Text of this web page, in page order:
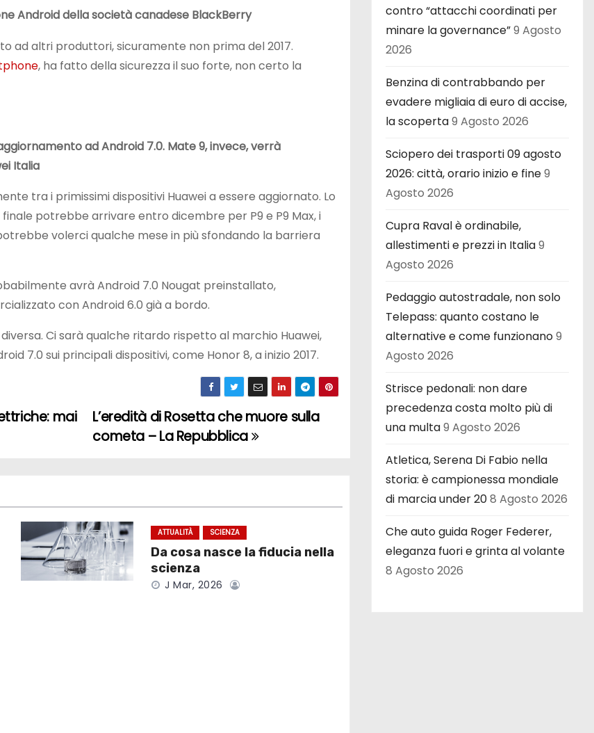
Android della società canadese BlackBerry
ad altri produttori, sicuramente non prima del 2017.
, ha fatto della sicurezza il suo forte, non certo la
ad Android 7.0. Mate 9, invece, verrà
Italia
tra i primissimi dispositivi Huawei a essere aggiornato. Lo
finale potrebbe arrivare entro dicembre per P9 e P9 Max, i
volerci qualche mese in più sfondando la barriera
avrà Android 7.0 Nougat preinstallato,
con Android 6.0 già a bordo.
Ci sarà qualche ritardo rispetto al marchio Huawei,
7.0 sui principali dispositivi, come Honor 8, a inizio 2017.
L’eredità di Rosetta che muore sulla
cometa – La Repubblica
mai
ATTUALITÀ SCIENZA
Da cosa nasce la fiducia nella
scienza
J Mar, 2026
contro “attacchi coordinati per
minare la governance”9 Agosto
2026
Benzina di contrabbando per
evadere migliaia di euro di accise,
la scoperta9 Agosto 2026
Sciopero dei trasporti 09 agosto
2026: città, orario inizio e fine9
Agosto 2026
Cupra Raval è ordinabile,
allestimenti e prezzi in Italia9
Agosto 2026
Pedaggio autostradale, non solo
Telepass: quanto costano le
alternative e come funzionano9
Agosto 2026
Strisce pedonali: non dare
precedenza costa molto più di
una multa9 Agosto 2026
Atletica, Serena Di Fabio nella
storia: è campionessa mondiale
di marcia under 208 Agosto 2026
Che auto guida Roger Federer,
eleganza fuori e grinta al volante
8 Agosto 2026